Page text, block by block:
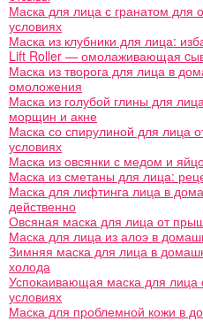
Маска для лица с гранатом
условиях
Маска из клубники для лица:
Lift Roller — омолаживающая
Маска из творога для лица в
омоложения
Маска из голубой глины для
морщин и акне
Маска со спирулиной для лица
условиях
Маска из овсянки с медом и
Маска из сметаны для лица:
Маска для лифтинга лица в
действенно
Овсяная маска для лица от
Маска для лица из алоэ в
Зимняя маска для лица в
холода
Успокаивающая маска для лица
условиях
Маска для проблемной кожи в